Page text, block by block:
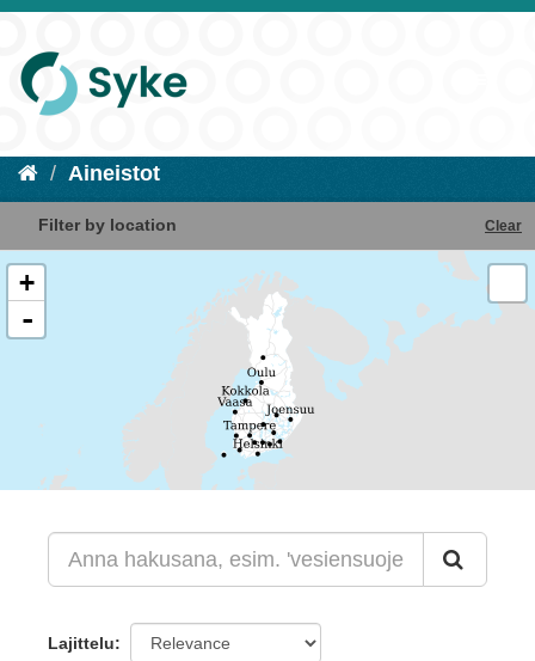
Aineistot
Filter by location Clear
+
-
Lajittelu